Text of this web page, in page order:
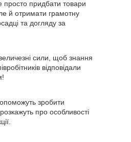
придбати товари
й отримати грамотну
та догляду за
сили, щоб знання
відповідали
зробити
про особливості